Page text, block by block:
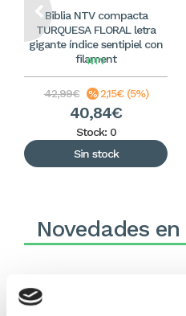
Biblia NTV compacta
TURQUESA FLORAL letra
gigante índice sentipiel con
filament
NTV
42,99€ 2,15€ (5%)
40,84€
Stock: 0
Sin stock
Novedades en